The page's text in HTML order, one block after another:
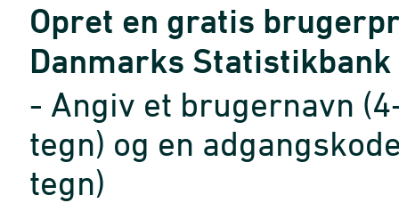
Opret en gratis
Danmarks Statistikbank
- Angiv et brugernavn
tegn) og en
tegn)